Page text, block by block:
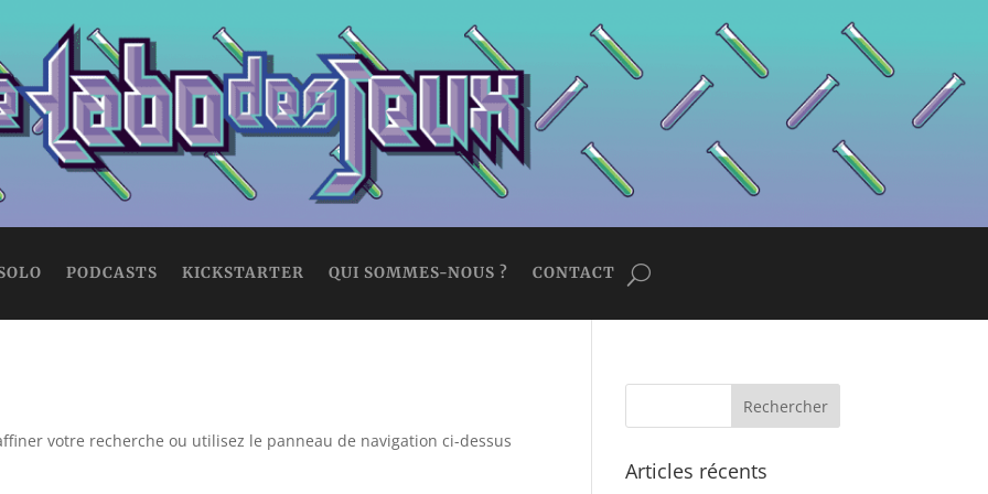
PODCASTS KICKSTARTER QUI SOMMES-NOUS ? CONTACT
votre recherche ou utilisez le panneau de navigation ci-dessus
Articles récents